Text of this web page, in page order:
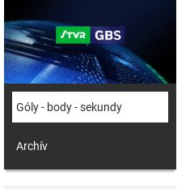
Góly - body - sekundy
Archív